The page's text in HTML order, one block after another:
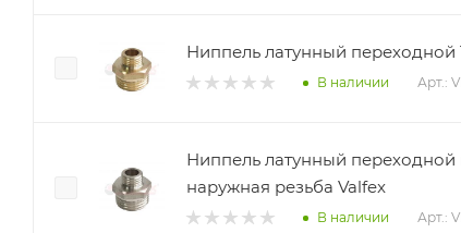
Ниппель латунный переходной
В наличии Арт.:
Ниппель латунный
наружная резьба Valfex
В наличии Арт.: